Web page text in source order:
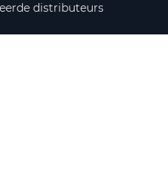
distributeurs